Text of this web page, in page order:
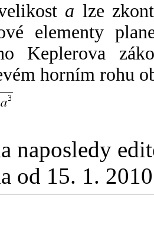
a lze
elementy
Keplerova
horním rohu
naposledy
od 15. 1.